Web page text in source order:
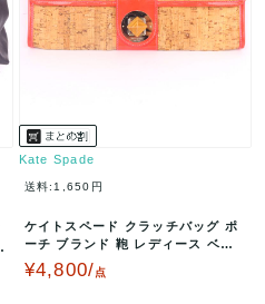
Kate Spade
送料:1,650円
ケイトスペード クラッチバッグ ポ
ーチ ブランド 鞄 レディース ベー
ジュ/オレンジ Kate Sp…
¥4,800/点